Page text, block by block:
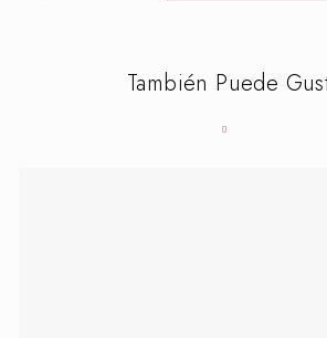
También Puede